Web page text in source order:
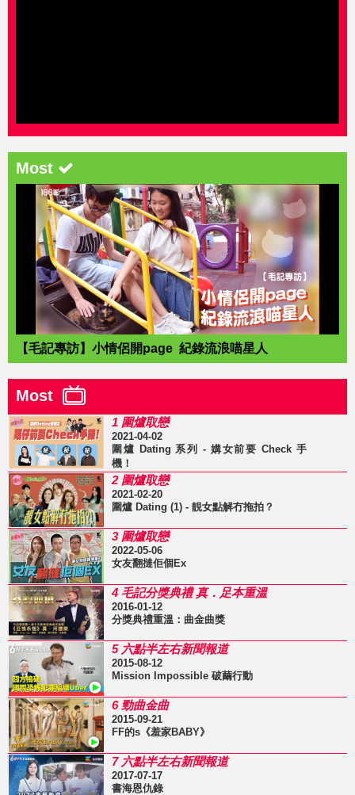
Most
【毛記專訪】小情侶開page 紀錄流浪喵星人
Most
1 圍爐取戀
2021-04-02
圍爐 Dating 系列 - 媾女前要 Check 手
機！
2 圍爐取戀
2021-02-20
圍爐 Dating (1) - 靚女點解冇拖拍？
3 圍爐取戀
2022-05-06
女友翻撻佢個Ex
4 毛記分獎典禮 真．足本重溫
2016-01-12
分獎典禮重溫：曲金曲獎
5 六點半左右新聞報道
2015-08-12
Mission Impossible 破繭行動
6 勁曲金曲
2015-09-21
FF的s《羞家BABY》
7 六點半左右新聞報道
2017-07-17
書海恩仇錄